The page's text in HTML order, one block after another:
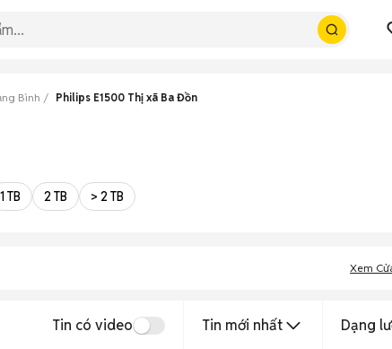
Bình Philips E1500 Thị xã Ba Đồn
1 TB 2 TB > 2 TB
Xem
Tin có video Tin mới nhất Dạng